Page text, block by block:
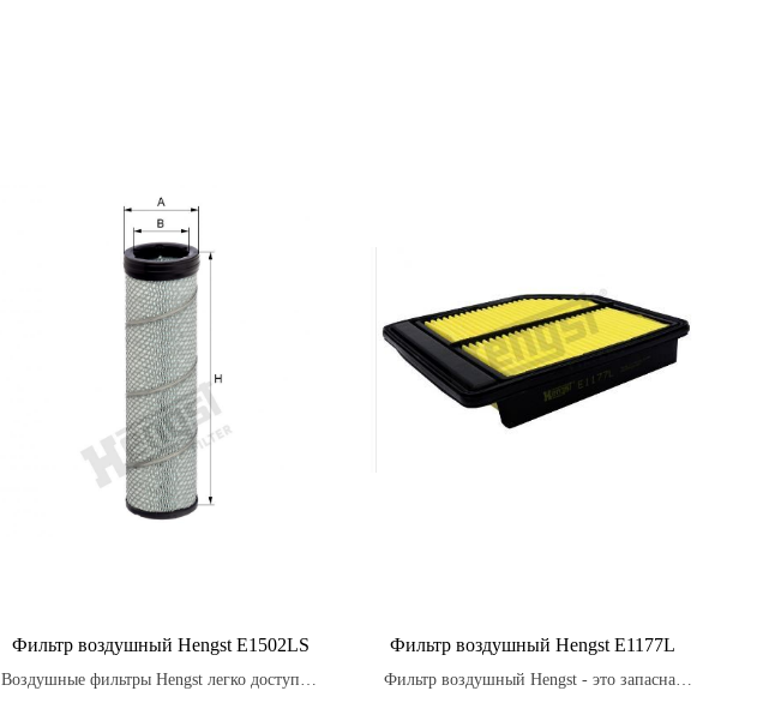
Фильтр воздушный Hengst E1502LS
Воздушные фильтры Hengst легко доступны
Фильтр воздушный Hengst E1177L
Фильтр воздушный Hengst - это запасная